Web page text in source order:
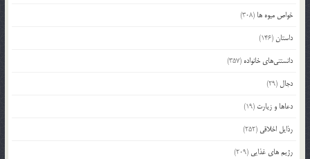
خواص میوه ها (308)
داستان(146)
دانستنی‌های خانواده (357)
دجال (29)
دعاها و زیارت (19)
رذایل اخلاقی (252)
رژیم های غذایی (209)